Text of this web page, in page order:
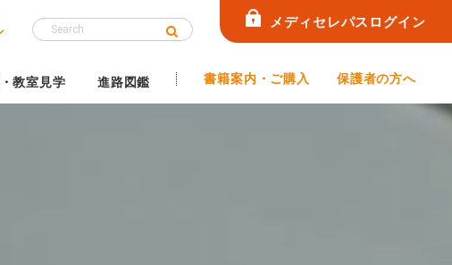
メディセレパスログイン
教室見学 進路図鑑 書籍案内・ご購入 保護者の方へ